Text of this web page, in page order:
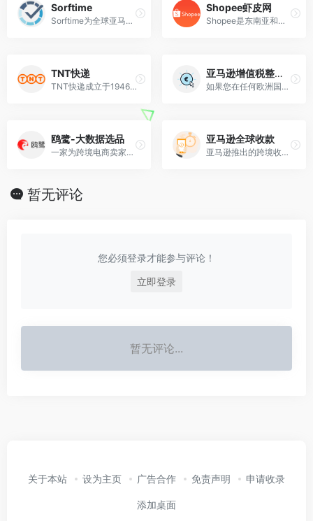
Sorftime
Sorftime为全球亚马逊卖家标配工具，支持亚马逊全球12大站点。以帮助卖家红海分流，选对方向，高效运营，屏蔽风险、降低费用，更快更高获取投资利益为使命，开启跨境电商真选品时代。
Shopee虾皮网
Shopee是东南亚和台湾地区领先的电子商务平台。
TNT快递
TNT快递成立于1946年，其国际网络覆盖世界200多个国家，提供一系列独一无二的全球整合性物流解决方案。
亚马逊增值税整合服务
如果您在任何欧洲国家/地区销售商品，您可能需要注册当地国家的增值税税号 (VAT) 。增值税合规是每位亚马逊卖家独自承担的责任，亚马逊会向卖家提供有用信息，帮助您了解欧洲国家/...
鸥鹭-大数据选品
一家为跨境电商卖家提供大数据选品和运营分析工具的SAAS服务提供商。
亚马逊全球收款
亚马逊推出的跨境收款服务，协助卖家们使用国内银行账户，以人民币接收全球付款，给予安全便利的收款体验。
暂无评论
您必须登录才能参与评论！
立即登录
暂无评论...
关于本站 设为主页 广告合作 免责声明 申请收录
添加桌面